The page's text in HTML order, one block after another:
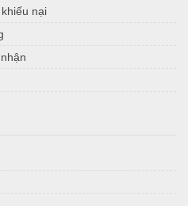
nại